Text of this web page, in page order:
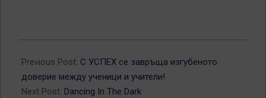
02-
09
Previous Post: С УСПЕХ се завръща изгубеното
доверие между ученици и учители!
Next Post: Dancing In The Dark